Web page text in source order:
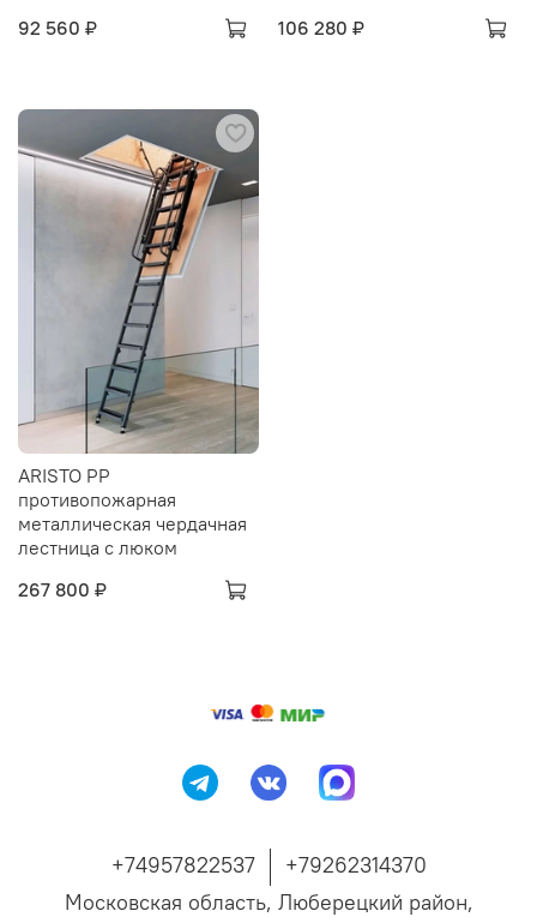
92 560 ₽
106 280 ₽
ARISTO PP
противопожарная
металлическая чердачная
лестница с люком
267 800 ₽
+74957822537
+79262314370
Московская область, Люберецкий район,